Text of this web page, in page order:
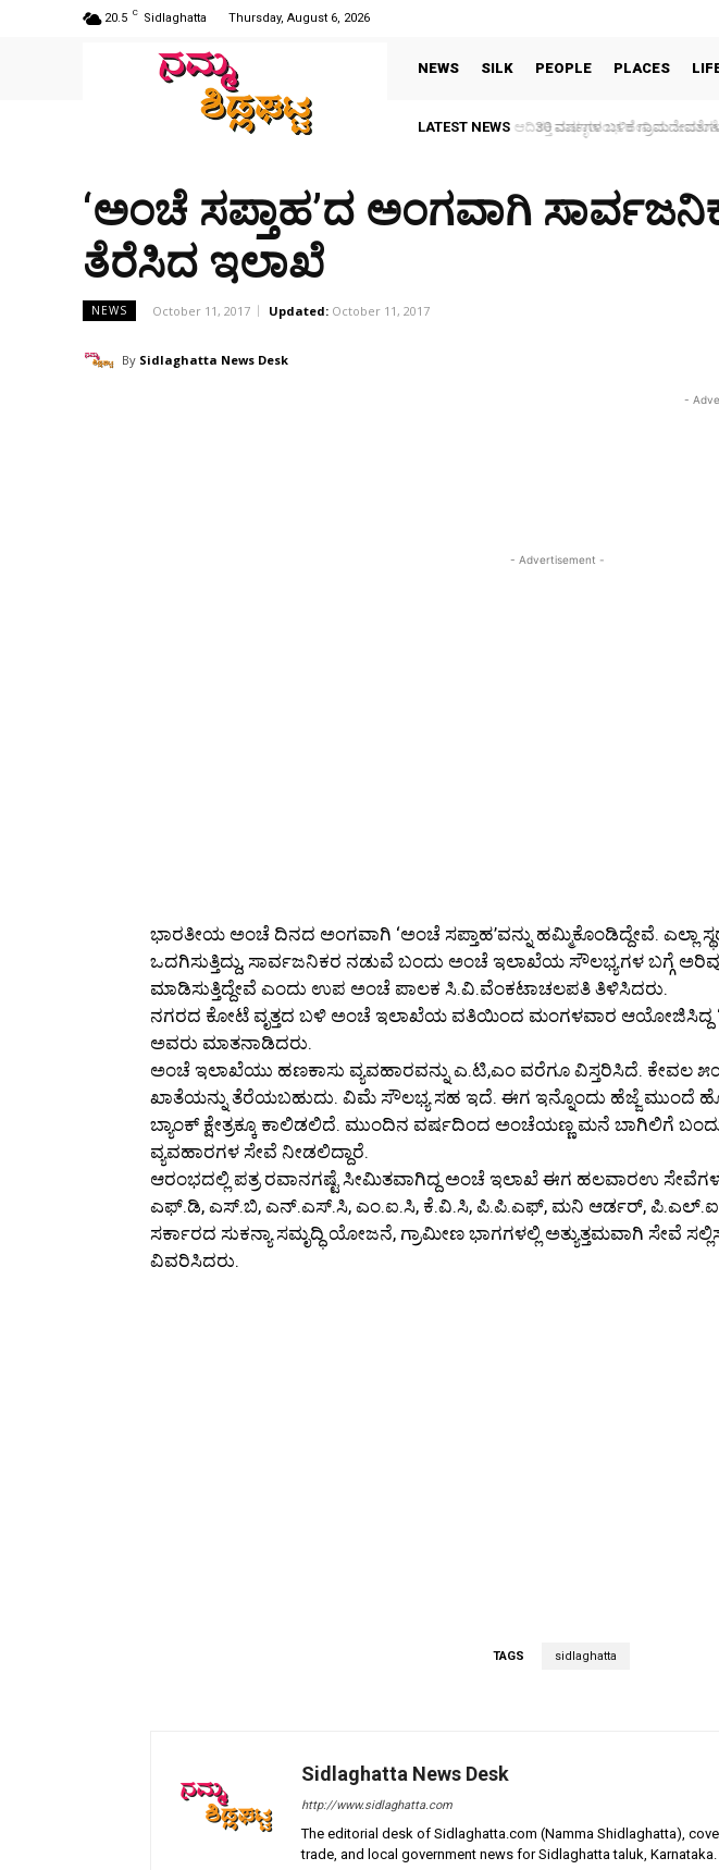
20.5 C Sidlaghatta Thursday, August 6, 2026
NEWS SILK PEOPLE PLACES
LATEST NEWS 30 ವರ್ಷಗಳ ಬಳಿಕ ಗ್ರಾಮದೇವತೆಗಳ
‘ಅಂಚೆ ಸಪ್ತಾಹ’ದ ಅಂಗವಾಗಿ
ತೆರೆಸಿದ ಇಲಾಖೆ
NEWS October 11, 2017 Updated: October 11, 2017
By Sidlaghatta News Desk
-
- Advertisement -
ಭಾರತೀಯ ಅಂಚೆ ದಿನದ ಅಂಗವಾಗಿ ‘ಅಂಚೆ ಸಪ್ತಾಹ’ವನ್ನು ಹಮ್ಮಿಕೊಂಡಿದ್ದೇವೆ. ಎಲ್ಲಾ
ಒದಗಿಸುತ್ತಿದ್ದು, ಸಾರ್ವಜನಿಕರ ನಡುವೆ ಬಂದು ಅಂಚೆ ಇಲಾಖೆಯ ಸೌಲಭ್ಯಗಳ ಬಗ್ಗೆ ಅರಿವು
ಮಾಡಿಸುತ್ತಿದ್ದೇವೆ ಎಂದು ಉಪ ಅಂಚೆ ಪಾಲಕ ಸಿ.ವಿ.ವೆಂಕಟಾಚಲಪತಿ ತಿಳಿಸಿದರು.
ನಗರದ ಕೋಟೆ ವೃತ್ತದ ಬಳಿ ಅಂಚೆ ಇಲಾಖೆಯ ವತಿಯಿಂದ ಮಂಗಳವಾರ ಆಯೋಜಿಸಿದ್ದ
ಅವರು ಮಾತನಾಡಿದರು.
ಅಂಚೆ ಇಲಾಖೆಯು ಹಣಕಾಸು ವ್ಯವಹಾರವನ್ನು ಎ.ಟಿ,ಎಂ ವರೆಗೂ ವಿಸ್ತರಿಸಿದೆ. ಕೇವಲ
ಖಾತೆಯನ್ನು ತೆರೆಯಬಹುದು. ವಿಮೆ ಸೌಲಭ್ಯ ಸಹ ಇದೆ. ಈಗ ಇನ್ನೊಂದು ಹೆಜ್ಜೆ
ಬ್ಯಾಂಕ್ ಕ್ಷೇತ್ರಕ್ಕೂ ಕಾಲಿಡಲಿದೆ. ಮುಂದಿನ ವರ್ಷದಿಂದ ಅಂಚೆಯಣ್ಣ ಮನೆ ಬಾಗಿಲಿಗೆ
ವ್ಯವಹಾರಗಳ ಸೇವೆ ನೀಡಲಿದ್ದಾರೆ.
ಆರಂಭದಲ್ಲಿ ಪತ್ರ ರವಾನಗಷ್ಟೆ ಸೀಮಿತವಾಗಿದ್ದ ಅಂಚೆ ಇಲಾಖೆ ಈಗ ಹಲವಾರಉ
ಎಫ್.ಡಿ, ಎಸ್.ಬಿ, ಎನ್.ಎಸ್.ಸಿ, ಎಂ.ಐ.ಸಿ, ಕೆ.ವಿ.ಸಿ, ಪಿ.ಪಿ.ಎಫ್, ಮನಿ ಆರ್ಡರ್, ಪಿ.ಎಲ್.ಐ,
ಸರ್ಕಾರದ ಸುಕನ್ಯಾ ಸಮೃದ್ಧಿ ಯೋಜನೆ, ಗ್ರಾಮೀಣ ಭಾಗಗಳಲ್ಲಿ ಅತ್ಯುತ್ತಮವಾಗಿ ಸೇವೆ
ವಿವರಿಸಿದರು.
TAGS sidlaghatta
Sidlaghatta News Desk
http://www.sidlaghatta.com
The editorial desk of Sidlaghatta.com (Namma Shidlaghatta),
trade, and local government news for Sidlaghatta taluk, Karnataka.